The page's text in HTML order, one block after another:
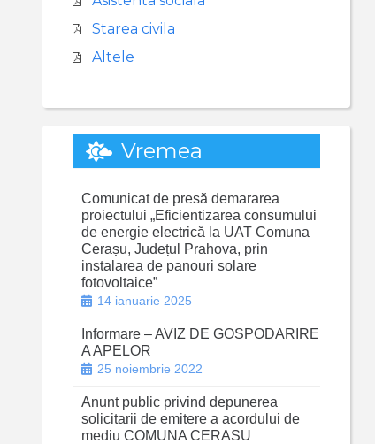
Starea civila
Altele
Vremea
Comunicat de presă demararea
proiectului „Eficientizarea consumului
de energie electrică la UAT Comuna
Cerașu, Județul Prahova, prin
instalarea de panouri solare
fotovoltaice”
14 ianuarie 2025
Informare – AVIZ DE GOSPODARIRE
A APELOR
25 noiembrie 2022
Anunt public privind depunerea
solicitarii de emitere a acordului de
mediu COMUNA CERASU